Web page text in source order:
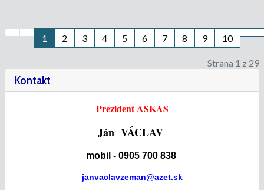
1 2 3 4 5 6 7 8 9 10
Strana 1 z 29
Kontakt
Prezident ASKAS
Ján VÁCLAV
mobil - 0905 700 838
janvaclavzeman@azet.sk